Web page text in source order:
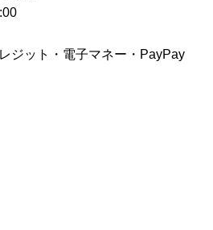
ジット・電子マネー・PayPay